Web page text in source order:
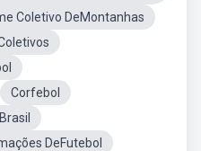
Coletivo DeMontanhas
Corfebol
DeFutebol